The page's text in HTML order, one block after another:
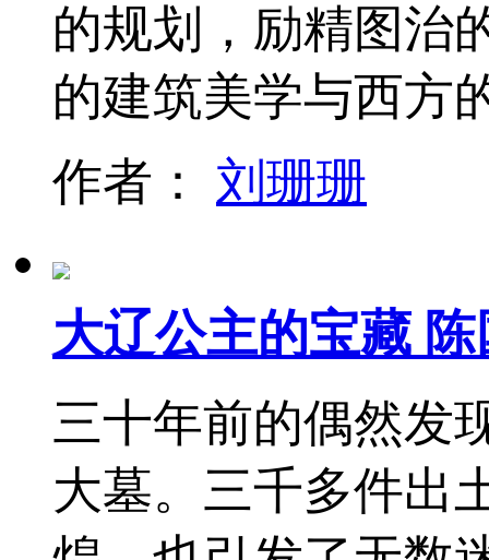
的规划，励精图治
的建筑美学与西
作者： 刘珊珊
大辽公主的宝藏
三十年前的偶然发
大墓。三千多件出